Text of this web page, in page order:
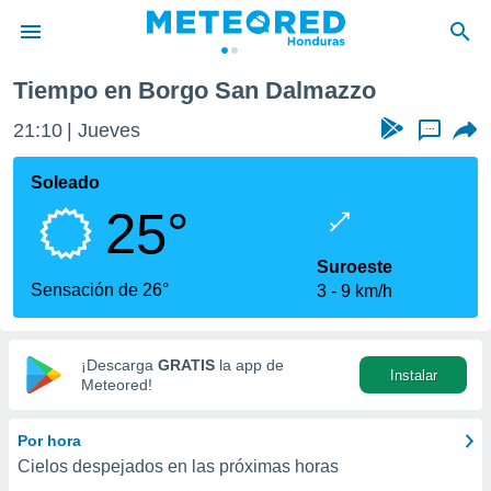
de
ha sido
calidad.
a este
las
y
digital
basada
Tiempo en Borgo San Dalmazzo
21:10 Jueves ...
Soleado
25°
Sensación de 26°
Suroeste
3
9 km/h
¡Descarga GRATIS la app de
Meteored!
Instalar
Por hora
Cielos despejados en las próximas horas